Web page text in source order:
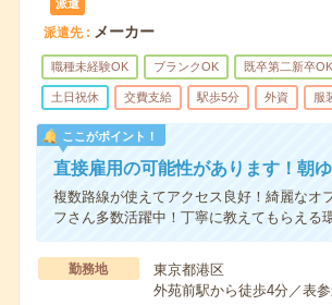
派遣
派遣先 メーカー
職種未経験OK ブランクOK 既卒第二新卒OK
土日祝休 交費支給 駅歩5分 外資 服
ここがポイント！
直接雇用の可能性があります！朝
複数路線が使えてアクセス良好！綺麗なオ
フさん多数活躍中！丁寧に教えてもらえる
勤務地
東京都港区
外苑前駅から徒歩4分／表